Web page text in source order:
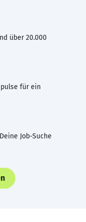
über 20.000
für ein
Job-Suche